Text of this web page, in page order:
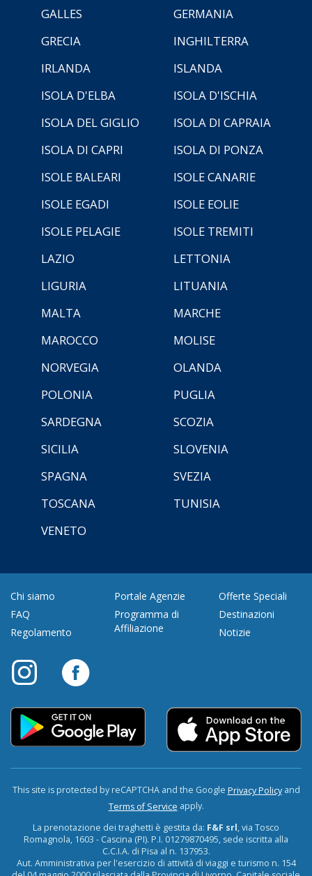
GALLES
GERMANIA
GRECIA
INGHILTERRA
IRLANDA
ISLANDA
ISOLA D'ELBA
ISOLA D'ISCHIA
ISOLA DEL GIGLIO
ISOLA DI CAPRAIA
ISOLA DI CAPRI
ISOLA DI PONZA
ISOLE BALEARI
ISOLE CANARIE
ISOLE EGADI
ISOLE EOLIE
ISOLE PELAGIE
ISOLE TREMITI
LAZIO
LETTONIA
LIGURIA
LITUANIA
MALTA
MARCHE
MAROCCO
MOLISE
NORVEGIA
OLANDA
POLONIA
PUGLIA
SARDEGNA
SCOZIA
SICILIA
SLOVENIA
SPAGNA
SVEZIA
TOSCANA
TUNISIA
VENETO
Chi siamo
FAQ
Regolamento
Portale Agenzie
Programma di
Affiliazione
Offerte Speciali
Destinazioni
Notizie
This site is protected by reCAPTCHA and the Google Privacy Policyand
Terms of Service apply.
La prenotazione dei traghetti è gestita da: F&F srl, via Tosco
Romagnola, 1603 - Cascina (PI). P.I. 01279870495, sede iscritta alla
C.C.I.A. di Pisa al n. 137953.
Aut. Amministrativa per l'esercizio di attività di viaggi e turismo n. 154